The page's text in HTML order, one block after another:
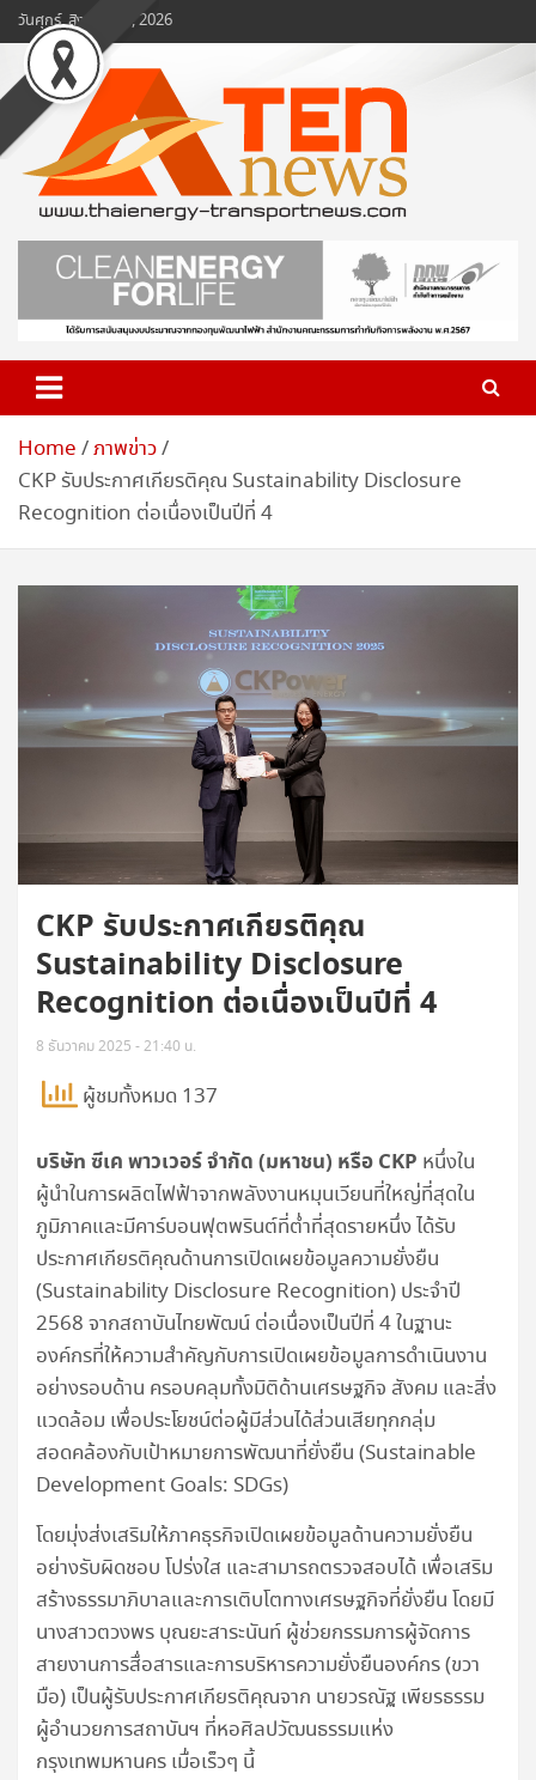
Skip
to
content
วันศุกร์, สิงหาคม 7, 2026
www.ten-news.com
ข่าวพลังงานและคมนาคม
Home ภาพข่าว
CKP รับประกาศเกียรติคุณ Sustainability Disclosure
Recognition ต่อเนื่องเป็นปีที่ 4
CKP รับประกาศเกียรติคุณ
Sustainability Disclosure
Recognition ต่อเนื่องเป็นปีที่ 4
8 ธันวาคม 2025 - 21:40 น.
ผู้ชมทั้งหมด 137
บริษัท ซีเค พาวเวอร์ จำกัด (มหาชน) หรือCKP หนึ่งใน
ผู้นำในการผลิตไฟฟ้าจากพลังงานหมุนเวียนที่ใหญ่ที่สุดใน
ภูมิภาคและมีคาร์บอนฟุตพรินต์ที่ต่ำที่สุดรายหนึ่ง ได้รับ
ประกาศเกียรติคุณด้านการเปิดเผยข้อมูลความยั่งยืน
(Sustainability Disclosure Recognition) ประจำปี
2568 จากสถาบันไทยพัฒน์ ต่อเนื่องเป็นปีที่ 4 ในฐานะ
องค์กรที่ให้ความสำคัญกับการเปิดเผยข้อมูลการดำเนินงาน
อย่างรอบด้าน ครอบคลุมทั้งมิติด้านเศรษฐกิจ สังคม และสิ่ง
แวดล้อม เพื่อประโยชน์ต่อผู้มีส่วนได้ส่วนเสียทุกกลุ่ม
สอดคล้องกับเป้าหมายการพัฒนาที่ยั่งยืน (Sustainable
Development Goals: SDGs)
โดยมุ่งส่งเสริมให้ภาคธุรกิจเปิดเผยข้อมูลด้านความยั่งยืน
อย่างรับผิดชอบ โปร่งใส และสามารถตรวจสอบได้ เพื่อเสริม
สร้างธรรมาภิบาลและการเติบโตทางเศรษฐกิจที่ยั่งยืน โดยมี
นางสาวตวงพร บุณยะสาระนันท์ ผู้ช่วยกรรมการผู้จัดการ
สายงานการสื่อสารและการบริหารความยั่งยืนองค์กร (ขวา
มือ) เป็นผู้รับประกาศเกียรติคุณจาก นายวรณัฐ เพียรธรรม
ผู้อำนวยการสถาบันฯ ที่หอศิลปวัฒนธรรมแห่ง
กรุงเทพมหานคร เมื่อเร็วๆ นี้